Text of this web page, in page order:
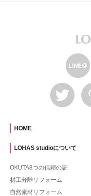
HOME
LOHAS studioについて
OKUTA8つの信頼の証
材工分離リフォーム
自然素材リフォーム